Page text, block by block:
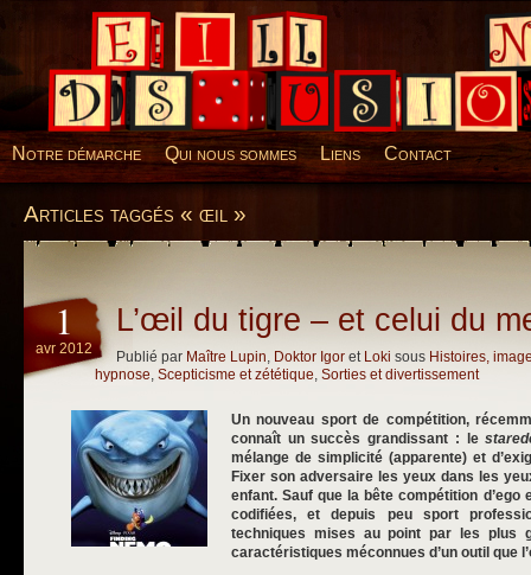
Desillusions
Notre démarche Qui nous sommes Liens Contact
Articles taggés « œil »
1
avr 2012
L’œil du tigre – et celui du
Publié par Maître Lupin, Doktor Igor et Loki sous Histoires,
hypnose, Scepticisme et zététique, Sorties et divertissement
Un nouveau sport de compétition,
connaît un succès grandissant : le
mélange de simplicité (apparente) et
Fixer son adversaire les yeux dans les
enfant. Sauf que la bête compétition
codifiées, et depuis peu sport
techniques mises au point par les plus
caractéristiques méconnues d’un outil que